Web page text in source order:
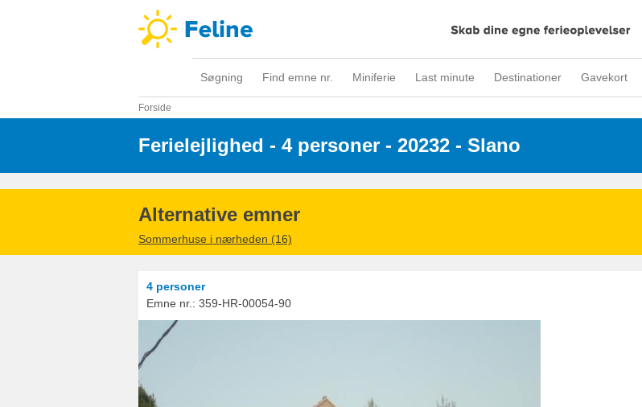
Søgning Find emne nr. Miniferie Last minute Destinationer Gavekort
Forside
Ferielejlighed - 4 personer - 20232 - Slano
Alternative emner
Sommerhuse i nærheden (16)
4 personer
Emne nr.: 359-HR-00054-90